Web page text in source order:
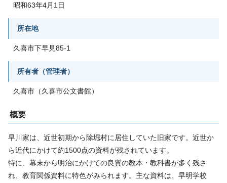
昭和63年4月1日
所在地
久喜市下早見85-1
所有者（管理者）
久喜市（久喜市公文書館）
概要
早川家は、近世初期から除堀村に居住していた旧家です。近世か
ら近代にかけて約1500点の資料が残されています。
特に、幕末から明治にかけての良質の教本・教科書が多く残さ
れ、教育関係資料に特色がみられます。主な資料は、早明学校